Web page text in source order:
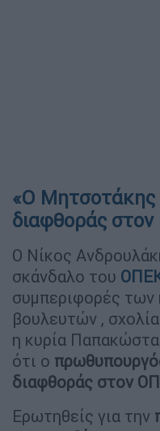
«Ο Μητσοτάκης
διαφθοράς
Ο Νίκος
σκάνδαλο του
συμπεριφορές των
βουλευτών ,
η κυρία
ότι ο
διαφθοράς στον
Ερωτηθείς για την